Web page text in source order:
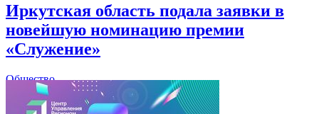
Иркутская область подала заявки в
новейшую номинацию премии
«Служение»
Общество